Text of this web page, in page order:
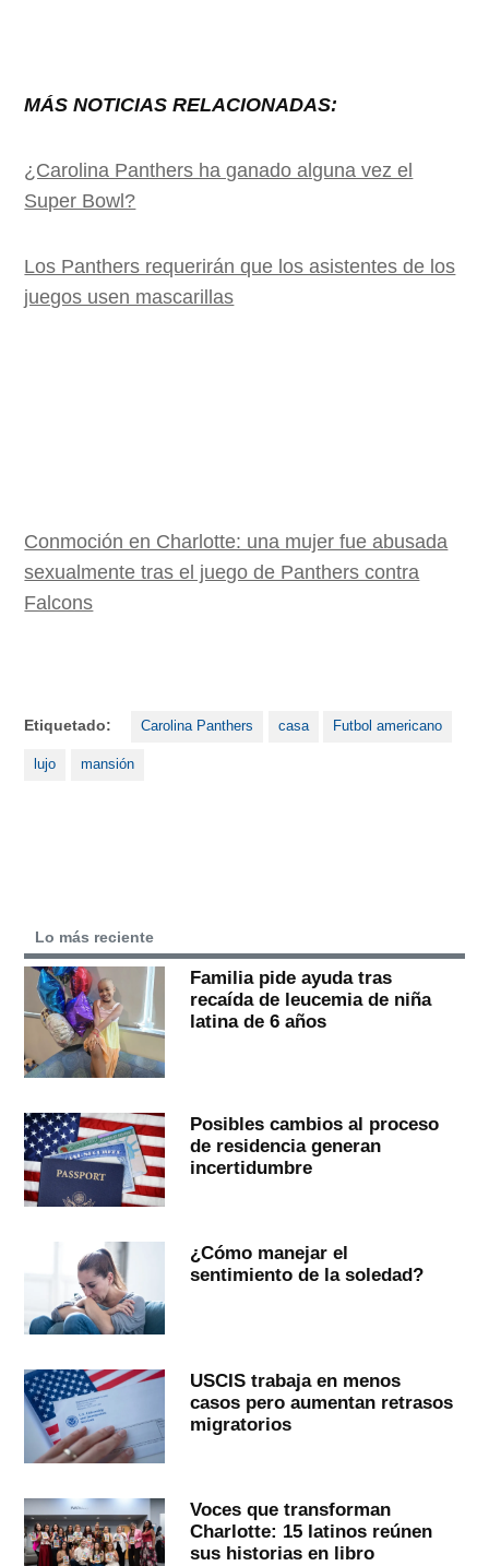
MÁS NOTICIAS RELACIONADAS:
¿Carolina Panthers ha ganado alguna vez el
Super Bowl?
Los Panthers requerirán que los asistentes de los
juegos usen mascarillas
Conmoción en Charlotte: una mujer fue abusada
sexualmente tras el juego de Panthers contra
Falcons
Etiquetado: Carolina Panthers casa Futbol americano
lujo mansión
Lo más reciente
Familia pide ayuda tras
recaída de leucemia de niña
latina de 6 años
Posibles cambios al proceso
de residencia generan
incertidumbre
¿Cómo manejar el
sentimiento de la soledad?
USCIS trabaja en menos
casos pero aumentan retrasos
migratorios
Voces que transforman
Charlotte: 15 latinos reúnen
sus historias en libro